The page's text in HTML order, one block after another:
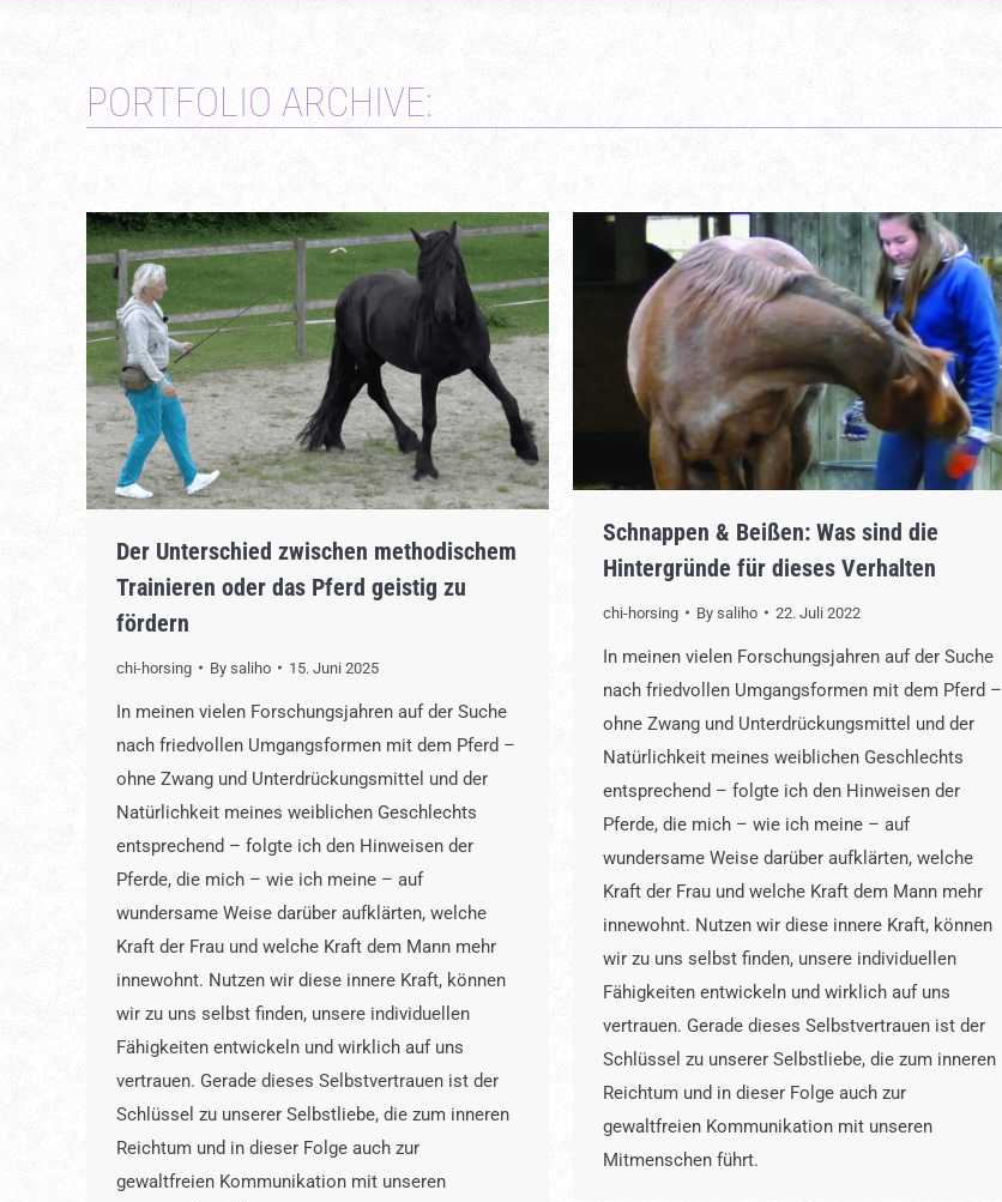
PORTFOLIO ARCHIVE:
Der Unterschied zwischen methodischem
Trainieren oder das Pferd geistig zu
fördern
chi-horsing By saliho 15. Juni 2025
In meinen vielen Forschungsjahren auf der Suche
nach friedvollen Umgangsformen mit dem Pferd –
ohne Zwang und Unterdrückungsmittel und der
Natürlichkeit meines weiblichen Geschlechts
entsprechend – folgte ich den Hinweisen der
Pferde, die mich – wie ich meine – auf
wundersame Weise darüber aufklärten, welche
Kraft der Frau und welche Kraft dem Mann mehr
innewohnt. Nutzen wir diese innere Kraft, können
wir zu uns selbst finden, unsere individuellen
Fähigkeiten entwickeln und wirklich auf uns
vertrauen. Gerade dieses Selbstvertrauen ist der
Schlüssel zu unserer Selbstliebe, die zum inneren
Reichtum und in dieser Folge auch zur
gewaltfreien Kommunikation mit unseren
Schnappen & Beißen: Was sind die
Hintergründe für dieses Verhalten
chi-horsing By saliho 22. Juli 2022
In meinen vielen Forschungsjahren auf der Suche
nach friedvollen Umgangsformen mit dem Pferd –
ohne Zwang und Unterdrückungsmittel und der
Natürlichkeit meines weiblichen Geschlechts
entsprechend – folgte ich den Hinweisen der
Pferde, die mich – wie ich meine – auf
wundersame Weise darüber aufklärten, welche
Kraft der Frau und welche Kraft dem Mann mehr
innewohnt. Nutzen wir diese innere Kraft, können
wir zu uns selbst finden, unsere individuellen
Fähigkeiten entwickeln und wirklich auf uns
vertrauen. Gerade dieses Selbstvertrauen ist der
Schlüssel zu unserer Selbstliebe, die zum inneren
Reichtum und in dieser Folge auch zur
gewaltfreien Kommunikation mit unseren
Mitmenschen führt.